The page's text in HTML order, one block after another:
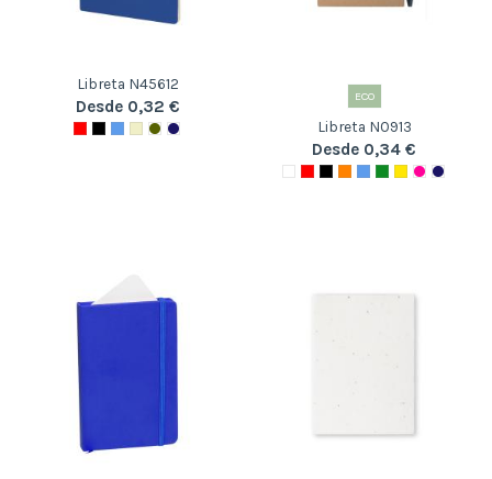
Libreta N45612
Desde 0,32 €
ECO
Libreta N0913
Desde 0,34 €